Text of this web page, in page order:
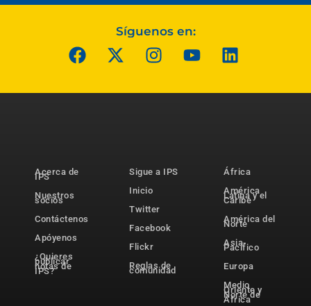
Síguenos en:
Acerca de
IPS
Nuestros
socios
Contáctenos
Apóyenos
¿Quieres
publicar
notas de
IPS?
Sigue a IPS
Inicio
Twitter
Facebook
Flickr
Reglas de
comunidad
África
América
Latina y el
Caribe
América del
Norte
Asia-
Pacífico
Europa
Medio
Oriente y
Norte de
África